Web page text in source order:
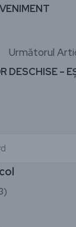
Următorul
DESCHISE –